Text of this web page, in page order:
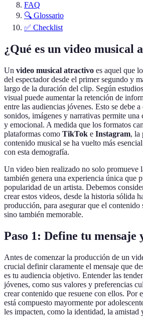
FAQ
🔍 Glossario
✅ Checklist
¿Qué es un video musical
Un video musical atractivo es aquel que
del espectador desde el primer segundo y
largo de la duración del clip. Según
visual puede aumentar la retención de
entre las audiencias jóvenes. Esto se debe
sonidos, imágenes y narrativas permite
y emocional. A medida que los formatos
plataformas como TikTok e Instagram, la
contenido musical se ha vuelto más
con esta demografía.
Un video bien realizado no solo promueve
también genera una experiencia única que
popularidad de un artista. Debemos
crear estos videos, desde la historia sólida
producción, para asegurar que el contenido
sino también memorable.
Paso 1: Define tu mensaje
Antes de comenzar la producción de un
crucial definir claramente el mensaje que
es tu audiencia objetivo. Entender las
jóvenes, como sus valores y preferencias
crear contenido que resuene con ellos. Por
está compuesto mayormente por
les impacten, como la identidad, la amistad